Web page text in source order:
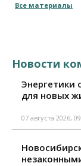
Все материалы
Новости
Энергетики
для новых
07 августа 2026,